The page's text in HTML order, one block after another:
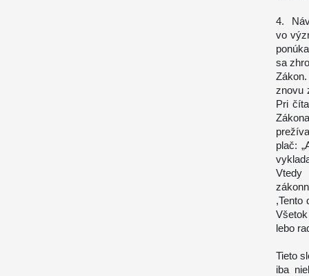
4.
vo
sa
znovu
Pri
plač:
Vtedy
,Tento
lebo
Tieto
iba